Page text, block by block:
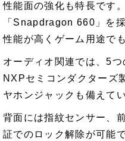
性能面の強化も特長です
「Snapdragon 660」を
性能が高くゲーム用途で
オーディオ関連では、5
NXPセミコンダクターズ
ヤホンジャックも備えて
背面には指紋センサー、
証でのロック解除が可能